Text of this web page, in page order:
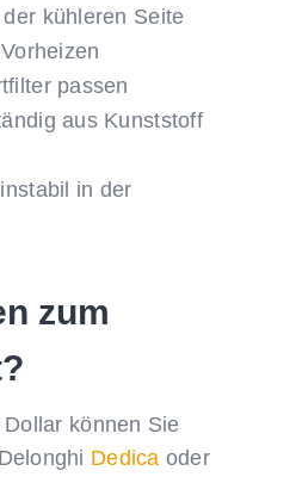
kühleren Seite
passen
aus Kunststoff
in der
zum
können Sie
Dedica oder